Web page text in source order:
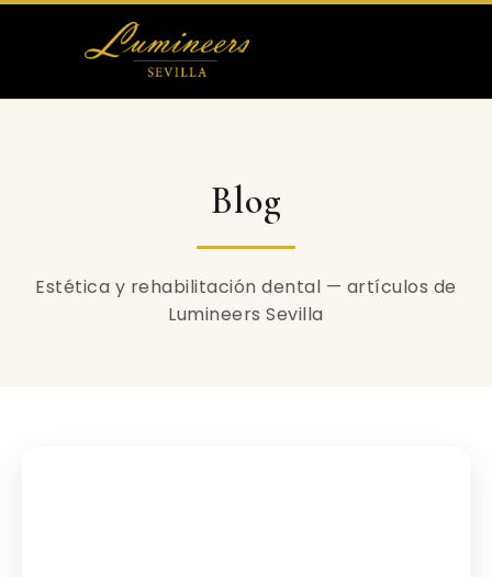
Otras Carillas
Blog
Blog
Estética y rehabilitación dental — artículos de
Lumineers Sevilla